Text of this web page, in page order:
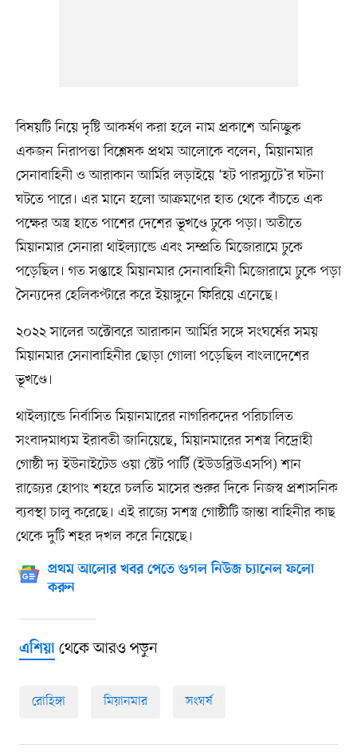
বিষয়টি নিয়ে দৃষ্টি আকর্ষণ করা হলে নাম প্রকাশে অনিচ্ছুক
একজন নিরাপত্তা বিশ্লেষক প্রথম আলোকে বলেন, মিয়ানমার
সেনাবাহিনী ও আরাকান আর্মির লড়াইয়ে ‘হট পারস্যুটে’র ঘটনা
ঘটতে পারে। এর মানে হলো আক্রমণের হাত থেকে বাঁচতে এক
পক্ষের অস্ত্র হাতে পাশের দেশের ভূখণ্ডে ঢুকে পড়া। অতীতে
মিয়ানমার সেনারা থাইল্যান্ডে এবং সম্প্রতি মিজোরামে ঢুকে
পড়েছিল। গত সপ্তাহে মিয়ানমার সেনাবাহিনী মিজোরামে ঢুকে পড়া
সৈন্যদের হেলিকপ্টারে করে ইয়াঙ্গুনে ফিরিয়ে এনেছে।
২০২২ সালের অক্টোবরে আরাকান আর্মির সঙ্গে সংঘর্ষের সময়
মিয়ানমার সেনাবাহিনীর ছোড়া গোলা পড়েছিল বাংলাদেশের
ভূখণ্ডে।
থাইল্যান্ডে নির্বাসিত মিয়ানমারের নাগরিকদের পরিচালিত
সংবাদমাধ্যম ইরাবতী জানিয়েছে, মিয়ানমারের সশস্ত্র বিদ্রোহী
গোষ্ঠী দ্য ইউনাইটেড ওয়া স্টেট পার্টি (ইউডব্লিউএসপি) শান
রাজ্যের হোপাং শহরে চলতি মাসের শুরুর দিকে নিজস্ব প্রশাসনিক
ব্যবস্থা চালু করেছে। এই রাজ্যে সশস্ত্র গোষ্ঠীটি জান্তা বাহিনীর কাছ
থেকে দুটি শহর দখল করে নিয়েছে।
প্রথম আলোর খবর পেতে গুগল নিউজ চ্যানেল ফলো
করুন
এশিয়াথেকে আরও পড়ুন
রোহিঙ্গা মিয়ানমার সংঘর্ষ